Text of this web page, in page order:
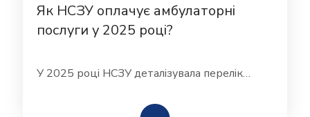
Як НСЗУ оплачує амбулаторні
послуги у 2025 році?
У 2025 році НСЗУ деталізувала перелік…